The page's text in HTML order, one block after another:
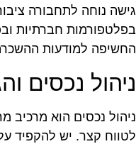
נוחה לתחבורה
חברתיות
למודעות
נכסים
נכסים הוא מרכיב
קצר. יש להקפיד